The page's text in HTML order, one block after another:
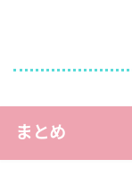
まとめ